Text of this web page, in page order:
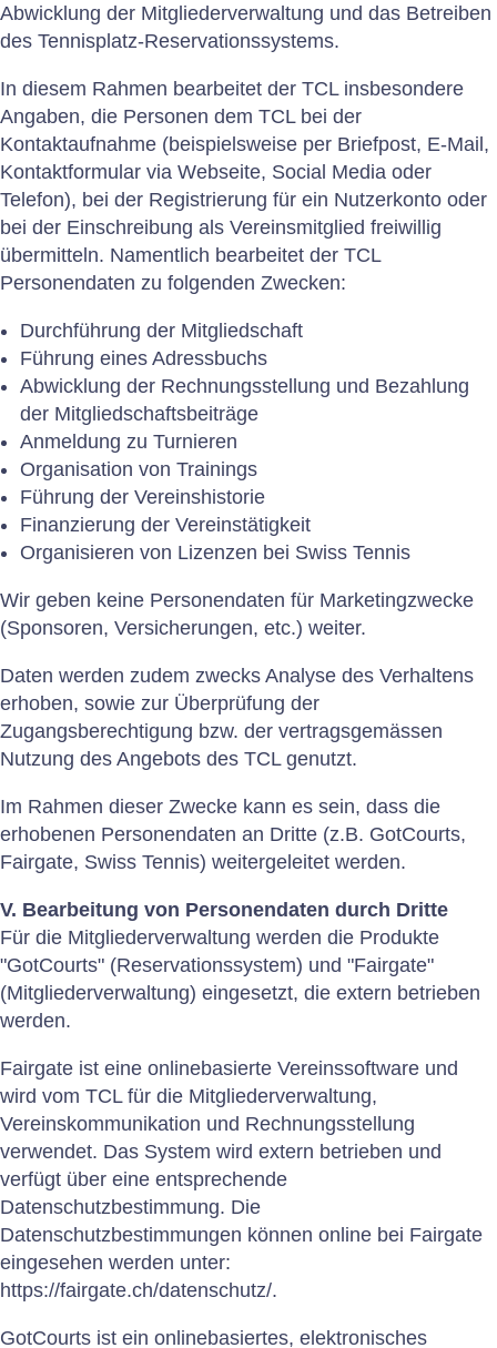
Kontakt
Home
Impressum
Datenschutz
Abwicklung der Mitgliederverwaltung und das Betreiben
des Tennisplatz-Reservationssystems.
In diesem Rahmen bearbeitet der TCL insbesondere
Angaben, die Personen dem TCL bei der
Kontaktaufnahme (beispielsweise per Briefpost, E-Mail,
Kontaktformular via Webseite, Social Media oder
Telefon), bei der Registrierung für ein Nutzerkonto oder
bei der Einschreibung als Vereinsmitglied freiwillig
übermitteln. Namentlich bearbeitet der TCL
Personendaten zu folgenden Zwecken:
Durchführung der Mitgliedschaft
Führung eines Adressbuchs
Abwicklung der Rechnungsstellung und Bezahlung
der Mitgliedschaftsbeiträge
Anmeldung zu Turnieren
Organisation von Trainings
Führung der Vereinshistorie
Finanzierung der Vereinstätigkeit
Organisieren von Lizenzen bei Swiss Tennis
Wir geben keine Personendaten für Marketingzwecke
(Sponsoren, Versicherungen, etc.) weiter.
Daten werden zudem zwecks Analyse des Verhaltens
erhoben, sowie zur Überprüfung der
Zugangsberechtigung bzw. der vertragsgemässen
Nutzung des Angebots des TCL genutzt.
Im Rahmen dieser Zwecke kann es sein, dass die
erhobenen Personendaten an Dritte (z.B. GotCourts,
Fairgate, Swiss Tennis) weitergeleitet werden.
V. Bearbeitung von Personendaten durch Dritte
Für die Mitgliederverwaltung werden die Produkte
"GotCourts" (Reservationssystem) und "Fairgate"
(Mitgliederverwaltung) eingesetzt, die extern betrieben
werden.
Fairgate ist eine onlinebasierte Vereinssoftware und
wird vom TCL für die Mitgliederverwaltung,
Vereinskommunikation und Rechnungsstellung
verwendet. Das System wird extern betrieben und
verfügt über eine entsprechende
Datenschutzbestimmung. Die
Datenschutzbestimmungen können online bei Fairgate
eingesehen werden unter:
https://fairgate.ch/datenschutz/.
GotCourts ist ein onlinebasiertes, elektronisches